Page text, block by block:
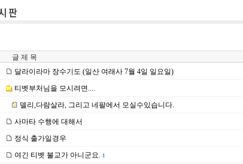
글 제 목
달라이라마 장수기도 (일산 여래사 7월 4일 일요일)
티벳부처님을 모시려면....
델리,다람살라, 그리고 네팔에서 모실수있습니다.
사마타 수행에 대해서
정식 출가일경우
여긴 티벳 불교가 아니군요. 1